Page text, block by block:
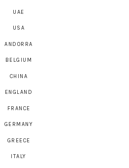
UAE
USA
ANDORRA
BELGIUM
CHINA
ENGLAND
FRANCE
GERMANY
GREECE
ITALY